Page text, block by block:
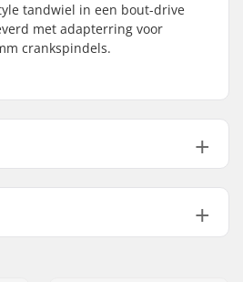
tandwiel in een bout-drive
met adapterring voor
crankspindels.
25T
Bout